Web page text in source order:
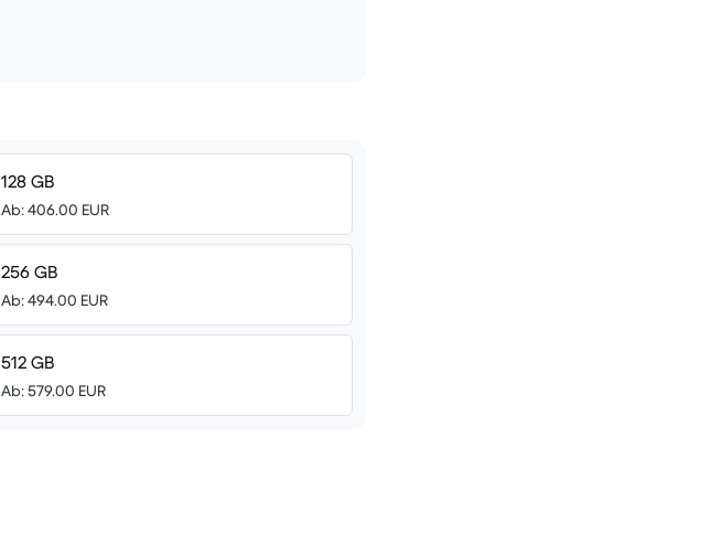
128 GB
Ab: 406.00 EUR
256 GB
Ab: 494.00 EUR
512 GB
Ab: 579.00 EUR